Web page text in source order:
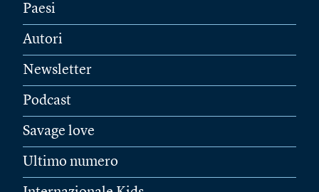
Paesi
Autori
Newsletter
Podcast
Savage love
Ultimo numero